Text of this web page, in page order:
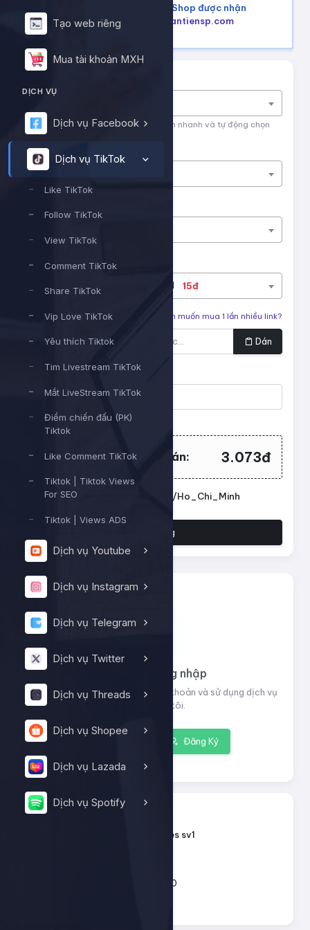
Tạo web riêng
Mua tài khoản MXH
DỊCH VỤ
Dịch vụ Facebook
Dịch vụ TikTok
Like TikTok
Follow TikTok
View TikTok
Comment TikTok
Share TikTok
Vip Love TikTok
Yêu thích Tiktok
Tim Livestream TikTok
Mắt LiveStream TikTok
Điểm chiến đấu (PK)
Tiktok
Like Comment TikTok
Tiktok | Tiktok Views
For SEO
Tiktok | Views ADS
Dịch vụ Youtube
Dịch vụ Instagram
Dịch vụ Telegram
Dịch vụ Twitter
Dịch vụ Threads
Dịch vụ Shopee
Dịch vụ Lazada
Dịch vụ Spotify
Mua hàng trên Shopee, Tiktok Shop được nhận
lại tiền hoàn, tham khảo tại
hoantiensp.com
Nhập tên hoặc ID dịch vụ để tìm kiếm nhanh và tự động chọn
Nền tảng
Tiktok - Likes sv1 15đ
Liên kết cần tăng Bạn muốn mua 1 lần nhiều link?
Dán
Số lượng
Tối thiểu: 200- Tối đa:10000
Tổng tiền cần thanh toán: 3.073đ
Đặt lịch chạy. Múi giờ: Asia/Ho_Chi_Minh
Đặt hàng
Vui lòng đăng nhập
Đăng nhập để xem thông tin tài khoản và sử dụng dịch vụ
của chúng tôi.
Đăng Ký
ID dịch vụ: 13124
Tiktok - Likes sv1
200 - 10.000